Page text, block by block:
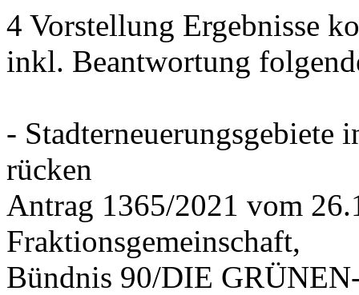
4 Vorstellung Ergebnisse
inkl. Beantwortung
- Stadterneuerungsgebiete
rücken
Antrag 1365/2021 vom
Fraktionsgemeinschaft,
Bündnis 90/DIE